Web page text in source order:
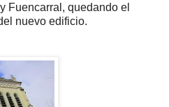
Fuencarral, quedando el
nuevo edificio.